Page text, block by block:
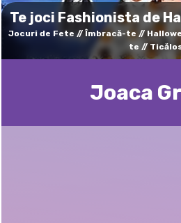
Te joci Fashionista de
Jocuri de Fete Îmbracă-te
te
Joaca